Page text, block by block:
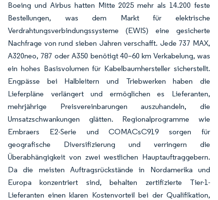
Boeing und Airbus hatten Mitte 2025 mehr als 14.200 feste
Bestellungen, was dem Markt für elektrische
Verdrahtungsverbindungssysteme (EWIS) eine gesicherte
Nachfrage von rund sieben Jahren verschafft. Jede 737 MAX,
A320neo, 787 oder A350 benötigt 40–60 km Verkabelung, was
ein hohes Basisvolumen für Kabelbaumhersteller sicherstellt.
Engpässe bei Halbleitern und Triebwerken haben die
Lieferpläne verlängert und ermöglichen es Lieferanten,
mehrjährige Preisvereinbarungen auszuhandeln, die
Umsatzschwankungen glätten. Regionalprogramme wie
Embraers E2-Serie und COMACsC919 sorgen für
geografische Diversifizierung und verringern die
Überabhängigkeit von zwei westlichen Hauptauftraggebern.
Da die meisten Auftragsrückstände in Nordamerika und
Europa konzentriert sind, behalten zertifizierte Tier-1-
Lieferanten einen klaren Kostenvorteil bei der Qualifikation,